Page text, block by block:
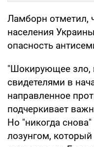
Ламборн отметил,
населения
опасность
"Шокирующее зло,
свидетелями в
направленное
подчеркивает
Но "никогда
лозунгом,